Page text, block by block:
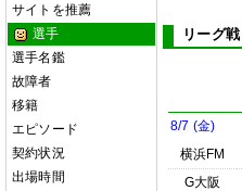
サイトを推薦
選手
選手名鑑
故障者
移籍
エピソード
契約状況
出場時間
リーグ戦
8/7 (金)
横浜FM
G大阪